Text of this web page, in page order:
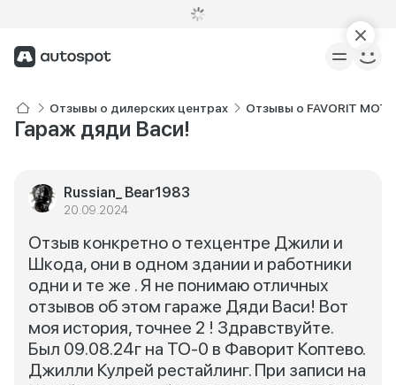
Отзывы о дилерских центрах Отзывы о FAVORIT
Гараж дяди Васи!
Russian_ Bear1983
20.09.2024
Отзыв конкретно о техцентре Джили и
Шкода, они в одном здании и работники
одни и те же . Я не понимаю отличных
отзывов об этом гараже Дяди Васи! Вот
моя история, точнее 2 ! Здравствуйте.
Был 09.08.24г на ТО-0 в Фаворит Коптево.
Джилли Кулрей рестайлинг. При записи на